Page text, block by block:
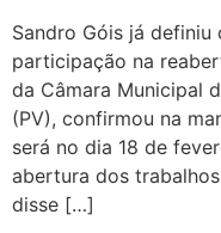
Sandro Góis já definiu
participação na
da Câmara Municipal
(PV), confirmou na
será no dia 18 de
abertura dos
disse […]